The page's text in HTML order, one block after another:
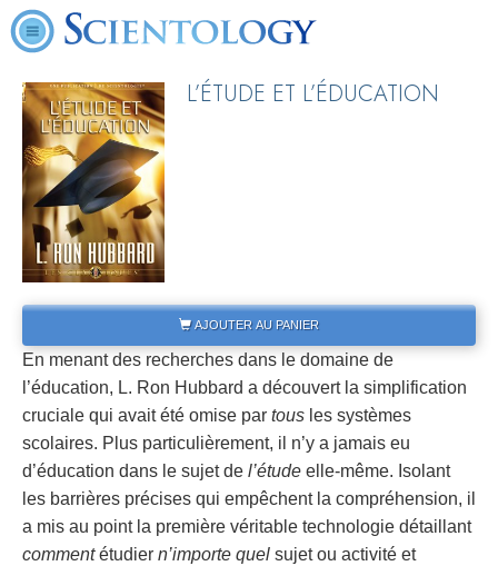
L’ÉTUDE ET L’ÉDUCATION
AJOUTER AU PANIER
En menant des recherches dans le domaine de
l’éducation, L. Ron Hubbard a découvert la simplification
cruciale qui avait été omise par tous les systèmes
scolaires. Plus particulièrement, il n’y a jamais eu
d’éducation dans le sujet de l’étude elle-même. Isolant
les barrières précises qui empêchent la compréhension, il
a mis au point la première véritable technologie détaillant
commentétudier n’importe quel sujet ou activité et